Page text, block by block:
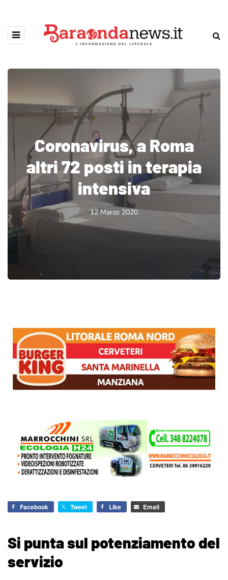
Coronavirus, a Roma
altri 72 posti in terapia
intensiva
12 Marzo 2020
Facebook Tweet Like Email
Si punta sul potenziamento del
servizio